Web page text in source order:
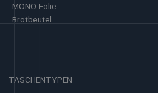
MONO-Folie
Brotbeutel
TASCHENTYPEN